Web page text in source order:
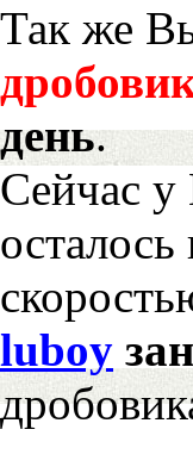
Так же
день.
Сейчас у
осталось
luboy